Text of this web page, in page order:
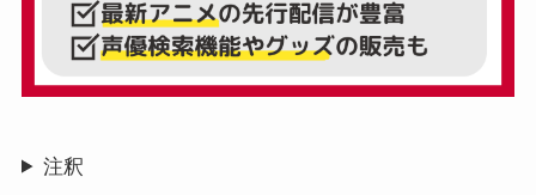
注釈